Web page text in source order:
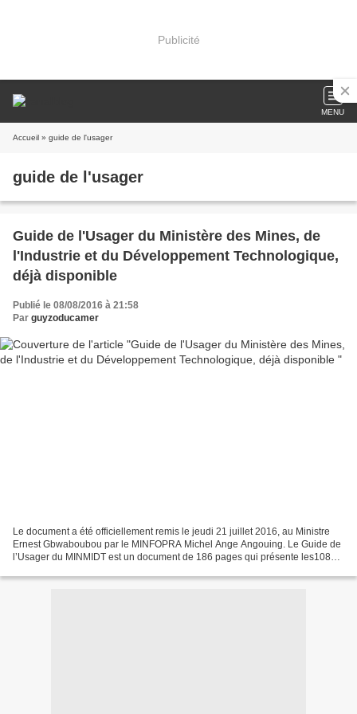
Publicité
MENU
Accueil » guide de l'usager
guide de l'usager
Guide de l'Usager du Ministère des Mines, de
l'Industrie et du Développement Technologique,
déjà disponible
Publié le 08/08/2016 à 21:58
Par guyzoducamer
Le document a été officiellement remis le jeudi 21 juillet 2016, au Ministre
Ernest Gbwaboubou par le MINFOPRA Michel Ange Angouing. Le Guide de
l’Usager du MINMIDT est un document de 186 pages qui présente les108